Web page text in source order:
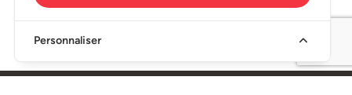
Personnaliser